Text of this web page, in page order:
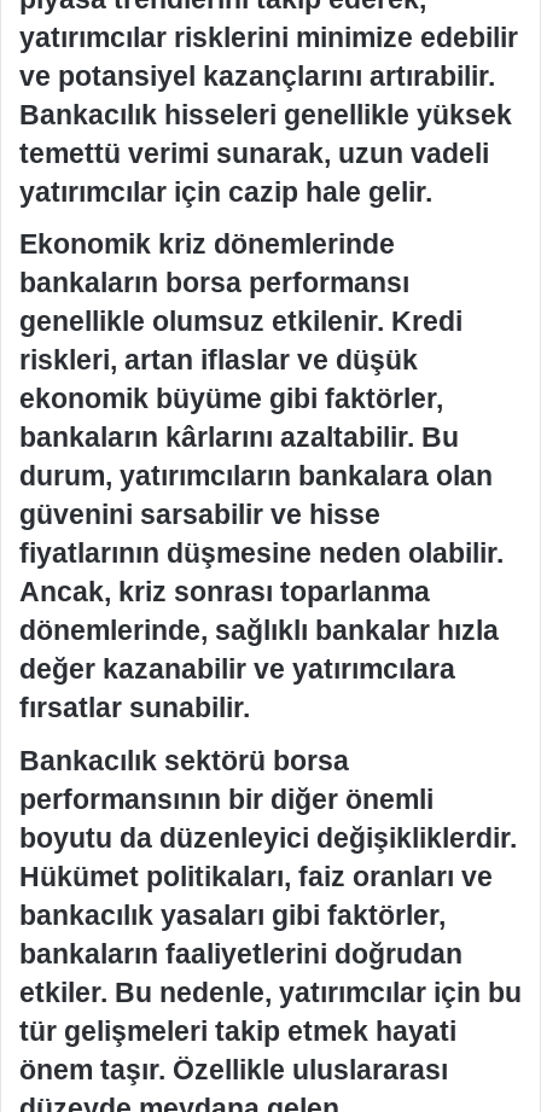
yatırımcılar risklerini minimize edebilir
ve potansiyel kazançlarını artırabilir.
Bankacılık hisseleri genellikle yüksek
temettü verimi sunarak, uzun vadeli
yatırımcılar için cazip hale gelir.
Ekonomik kriz dönemlerinde
bankaların borsa performansı
genellikle olumsuz etkilenir. Kredi
riskleri, artan iflaslar ve düşük
ekonomik büyüme gibi faktörler,
bankaların kârlarını azaltabilir. Bu
durum, yatırımcıların bankalara olan
güvenini sarsabilir ve hisse
fiyatlarının düşmesine neden olabilir.
Ancak, kriz sonrası toparlanma
dönemlerinde, sağlıklı bankalar hızla
değer kazanabilir ve yatırımcılara
fırsatlar sunabilir.
Bankacılık sektörü borsa
performansının bir diğer önemli
boyutu da düzenleyici değişikliklerdir.
Hükümet politikaları, faiz oranları ve
bankacılık yasaları gibi faktörler,
bankaların faaliyetlerini doğrudan
etkiler. Bu nedenle, yatırımcılar için bu
tür gelişmeleri takip etmek hayati
önem taşır. Özellikle uluslararası